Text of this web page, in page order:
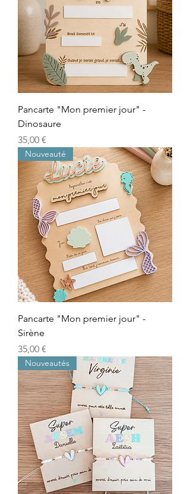
Pancarte "Mon premier jour" -
Dinosaure
Prix
35,00 €
Nouveauté
Pancarte "Mon premier jour" -
Sirène
Prix
35,00 €
Nouveautés